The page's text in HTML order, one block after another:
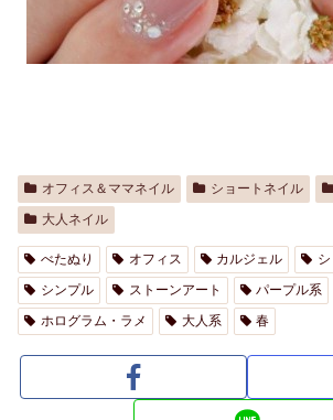
オフィス＆ママネイル ショートネイル
大人ネイル
べたぬり オフィス カルジェル
シンプル
ストーンアート パープル系
ホログラム・ラメ
大人系 春